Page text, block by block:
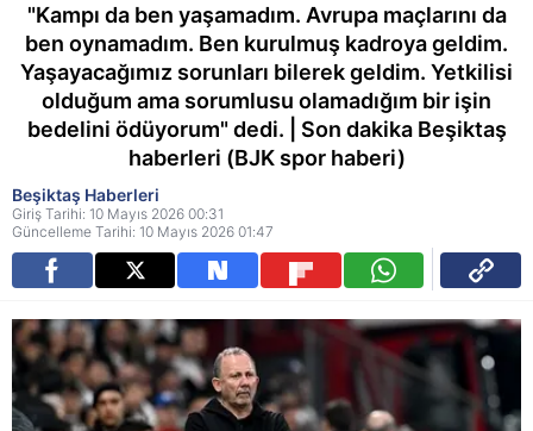
"Kampı da ben yaşamadım. Avrupa maçlarını da
ben oynamadım. Ben kurulmuş kadroya geldim.
Yaşayacağımız sorunları bilerek geldim. Yetkilisi
olduğum ama sorumlusu olamadığım bir işin
bedelini ödüyorum" dedi. | Son dakika Beşiktaş
haberleri (BJK spor haberi)
Beşiktaş Haberleri
Giriş Tarihi: 10 Mayıs 2026 00:31
Güncelleme Tarihi: 10 Mayıs 2026 01:47